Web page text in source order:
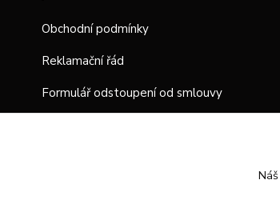
Obchodní podmínky
Reklamační řád
Formulář odstoupení od smlouvy